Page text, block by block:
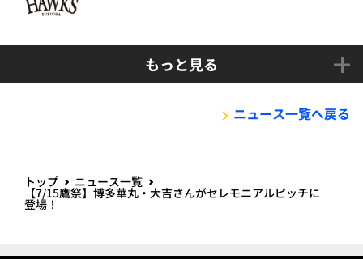
もっと見る
ニュース一覧へ戻る
トップ ニュース一覧
【7/15鷹祭】博多華丸・大吉さんがセレモニアルピッチに
登場！